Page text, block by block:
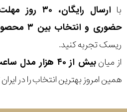
با
ارسال
حضوری و انتخاب بین ۳ محصول
ریسک تجربه کنید.
از میانبیش از ۴۰ هزار مدل ساعت و اکسسوری اورجینال
همین امروز بهترین انتخاب را در
نوع
فریم